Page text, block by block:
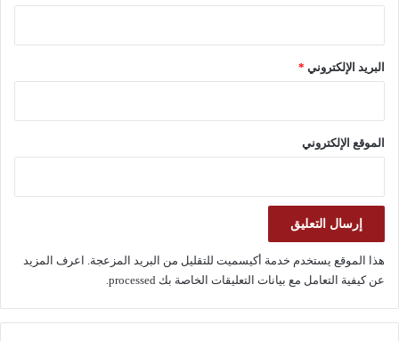
البريد الإلكتروني *
الموقع الإلكتروني
هذا الموقع يستخدم خدمة أكيسميت للتقليل من البريد المزعجة.
اعرف المزيد
عن كيفية التعامل مع بيانات التعليقات الخاصة بك processed